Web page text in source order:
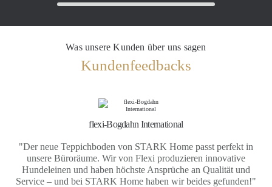
Was unsere Kunden über uns sagen
Kundenfeedbacks
flexi-Bogdahn International
"Der neue Teppichboden von STARK Home passt perfekt in
unsere Büroräume. Wir von Flexi produzieren innovative
Hundeleinen und haben höchste Ansprüche an Qualität und
Service – und bei STARK Home haben wir beides gefunden!"